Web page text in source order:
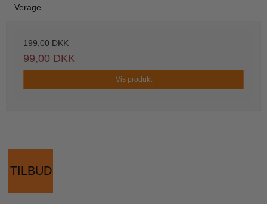
Verage
199,00 DKK
99,00 DKK
Vis produkt
TILBUD